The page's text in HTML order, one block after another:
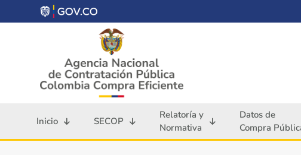
Inicio SECOP
Relatoría y
Normativa
Datos de
Compra